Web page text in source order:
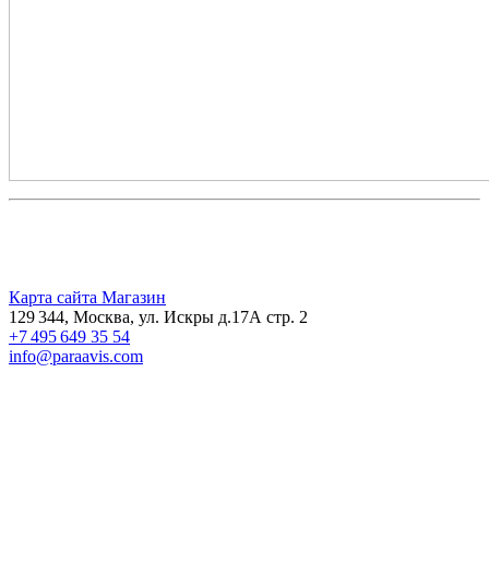
Карта сайта Магазин
129 344, Москва, ул. Искры д.17А стр. 2
+7 495 649 35 54
info@paraavis.com